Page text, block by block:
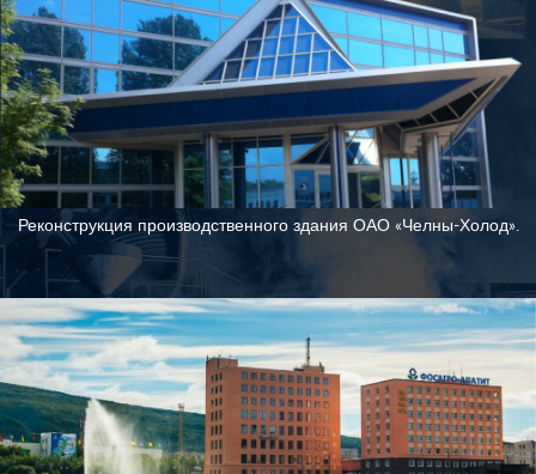
Реконструкция производственного здания ОАО «Челны-Холод».